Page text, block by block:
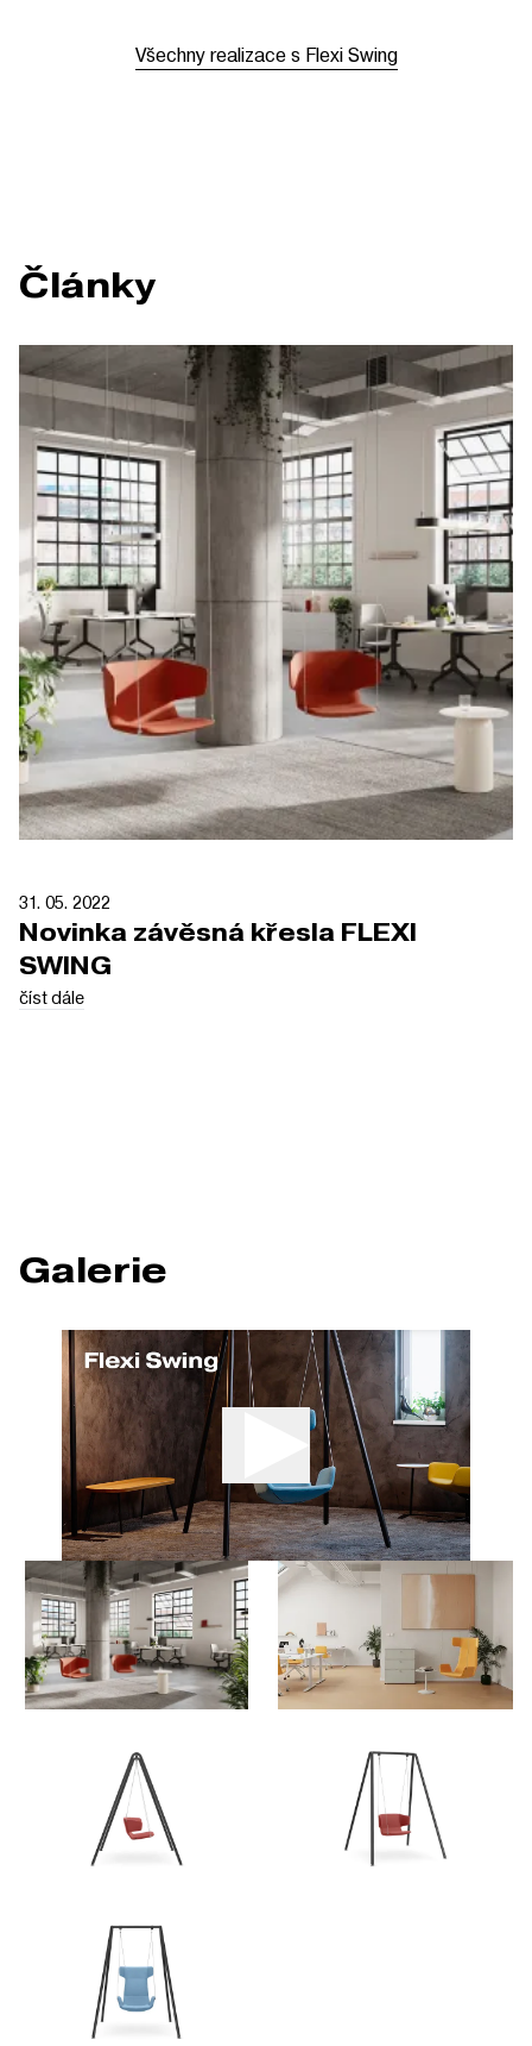
Všechny realizace s Flexi Swing
Články
31. 05. 2022
Novinka závěsná křesla FLEXI
SWING
číst dále
Galerie